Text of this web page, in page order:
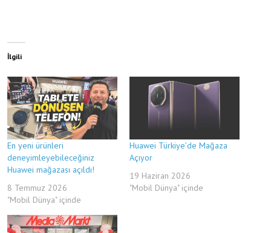
İlgili
En yeni ürünleri
deneyimleyebileceğiniz
Huawei mağazası açıldı!
8 Temmuz 2026
"Mobil Dünya" içinde
Huawei Türkiye’de Mağaza
Açıyor
19 Haziran 2026
"Mobil Dünya" içinde